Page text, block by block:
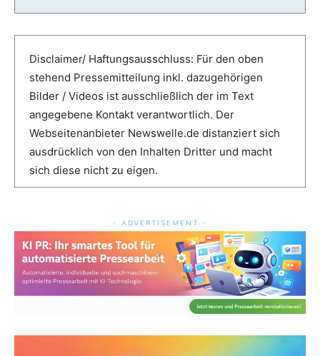
Disclaimer/ Haftungsausschluss: Für den oben
stehend Pressemitteilung inkl. dazugehörigen
Bilder / Videos ist ausschließlich der im Text
angegebene Kontakt verantwortlich. Der
Webseitenanbieter Newswelle.de distanziert sich
ausdrücklich von den Inhalten Dritter und macht
sich diese nicht zu eigen.
- ADVERTISEMENT -